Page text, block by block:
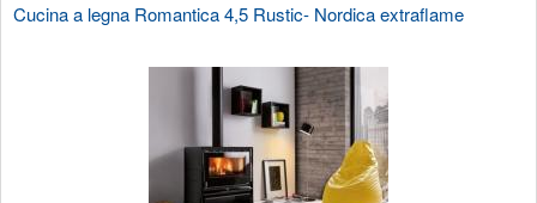
Cucina a legna Romantica 4,5 Rustic- Nordica extraflame